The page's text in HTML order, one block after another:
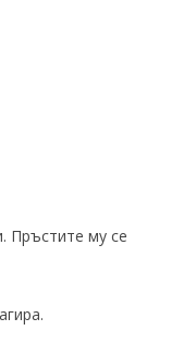
Пръстите му се